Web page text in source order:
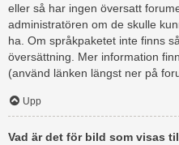
eller så har ingen översatt
administratören om de skulle
ha. Om språkpaketet inte finns
översättning. Mer information
(använd länken längst ner på
Upp
Vad är det för bild som visas